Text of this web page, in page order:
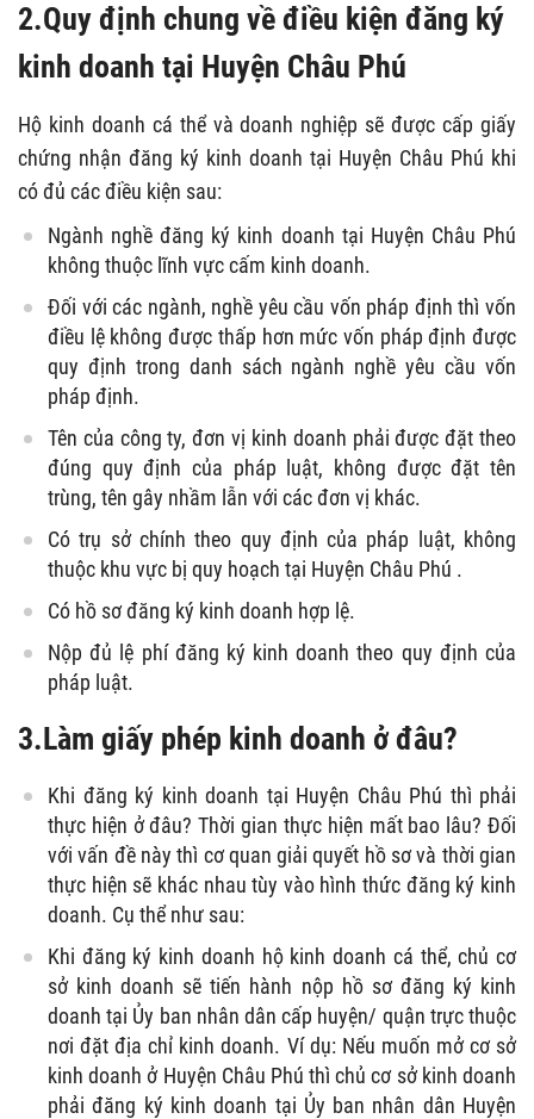
2.Quy định chung về điều kiện đăng ký
kinh doanh tại Huyện Châu Phú
Hộ kinh doanh cá thể và doanh nghiệp sẽ được cấp giấy
chứng nhận đăng ký kinh doanh tại Huyện Châu Phú khi
có đủ các điều kiện sau:
Ngành nghề đăng ký kinh doanh tại Huyện Châu Phú
không thuộc lĩnh vực cấm kinh doanh.
Đối với các ngành, nghề yêu cầu vốn pháp định thì vốn
điều lệ không được thấp hơn mức vốn pháp định được
quy định trong danh sách ngành nghề yêu cầu vốn
pháp định.
Tên của công ty, đơn vị kinh doanh phải được đặt theo
đúng quy định của pháp luật, không được đặt tên
trùng, tên gây nhầm lẫn với các đơn vị khác.
Có trụ sở chính theo quy định của pháp luật, không
thuộc khu vực bị quy hoạch tại Huyện Châu Phú .
Có hồ sơ đăng ký kinh doanh hợp lệ.
Nộp đủ lệ phí đăng ký kinh doanh theo quy định của
pháp luật.
3.Làm giấy phép kinh doanh ở đâu?
Khi đăng ký kinh doanh tại Huyện Châu Phú thì phải
thực hiện ở đâu? Thời gian thực hiện mất bao lâu? Đối
với vấn đề này thì cơ quan giải quyết hồ sơ và thời gian
thực hiện sẽ khác nhau tùy vào hình thức đăng ký kinh
doanh. Cụ thể như sau:
Khi đăng ký kinh doanh hộ kinh doanh cá thể, chủ cơ
sở kinh doanh sẽ tiến hành nộp hồ sơ đăng ký kinh
doanh tại Ủy ban nhân dân cấp huyện/ quận trực thuộc
nơi đặt địa chỉ kinh doanh. Ví dụ: Nếu muốn mở cơ sở
kinh doanh ở Huyện Châu Phú thì chủ cơ sở kinh doanh
phải đăng ký kinh doanh tại Ủy ban nhân dân Huyện